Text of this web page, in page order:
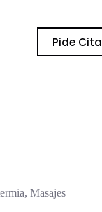
Pide Cita
,Masajes